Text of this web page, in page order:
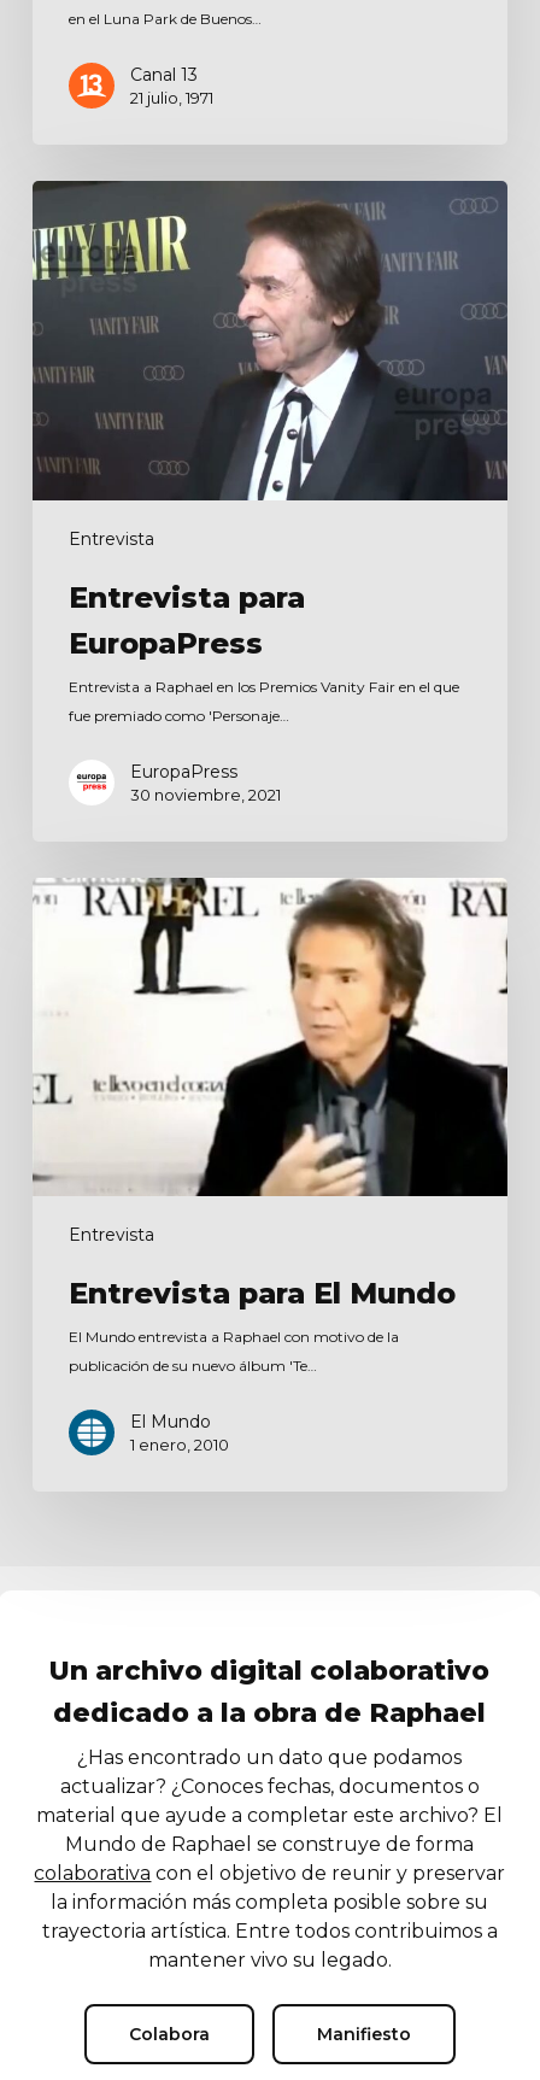
en el Luna Park de Buenos…
Canal 13
21 julio, 1971
Entrevista
Entrevista
para
EuropaPress
Entrevista para
EuropaPress
Entrevista a Raphael en los Premios Vanity Fair en el que
fue premiado como 'Personaje…
EuropaPress
30 noviembre, 2021
Entrevista
Entrevista
Entrevista para El Mundo
El Mundo entrevista a Raphael con motivo de la
publicación de su nuevo álbum 'Te…
El Mundo
1 enero, 2010
Un archivo digital colaborativo
dedicado a la obra de Raphael
¿Has encontrado un dato que podamos
actualizar? ¿Conoces fechas, documentos o
material que ayude a completar este archivo? El
Mundo de Raphael se construye de forma
colaborativa con el objetivo de reunir y preservar
la información más completa posible sobre su
trayectoria artística. Entre todos contribuimos a
mantener vivo su legado.
Colabora Manifiesto